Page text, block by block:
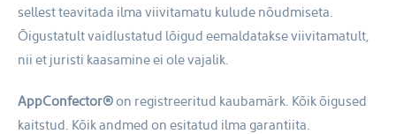
sellest teavitada ilma viivitamatu kulude nõudmiseta.
Õigustatult vaidlustatud lõigud eemaldatakse viivitamatult,
nii et juristi kaasamine ei ole vajalik.
AppConfector®on registreeritud kaubamärk. Kõik õigused
kaitstud. Kõik andmed on esitatud ilma garantiita.